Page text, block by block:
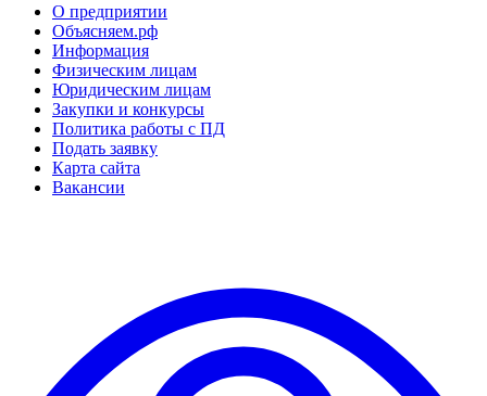
О предприятии
Объясняем.рф
Информация
Физическим лицам
Юридическим лицам
Закупки и конкурсы
Политика работы с ПД
Подать заявку
Карта сайта
Вакансии